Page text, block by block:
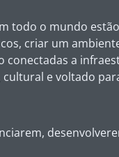
todo o mundo
criar um
conectadas a
e voltado